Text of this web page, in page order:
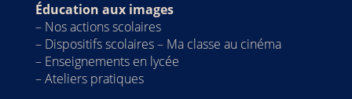
Éducation aux images
– Nos actions scolaires
– Dispositifs scolaires – Ma classe au cinéma
– Enseignements en lycée
–Ateliers pratiques